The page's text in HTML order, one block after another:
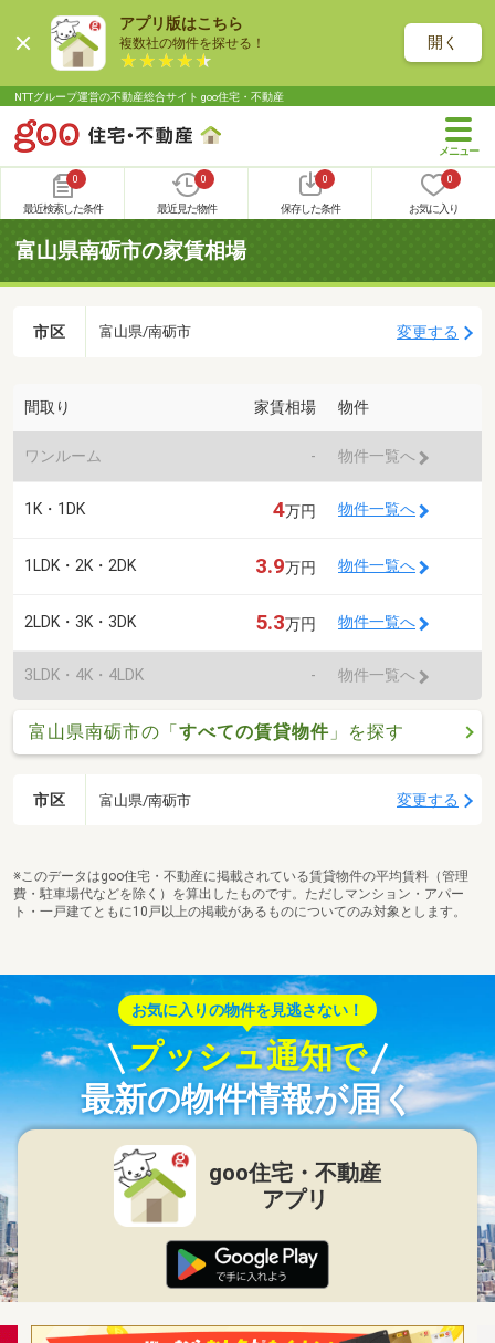
アプリ版はこちら
複数社の物件を探せる！ 開く
NTTグループ運営の不動産総合サイト goo住宅・不動産
0
最近検索した条件
0
最近見た物件
0
保存した条件
0
お気に入り
富山県南砺市の家賃相場
市区 富山県/南砺市 変更する
間取り 家賃相場 物件
ワンルーム - 物件一覧へ
1K・1DK 4万円 物件一覧へ
1LDK・2K・2DK 3.9万円 物件一覧へ
2LDK・3K・3DK 5.3万円 物件一覧へ
3LDK・4K・4LDK - 物件一覧へ
富山県南砺市の「すべての賃貸物件 」を探す
市区 富山県/南砺市 変更する
※このデータはgoo住宅・不動産に掲載されている賃貸物件の平均賃料（管理
費・駐車場代などを除く）を算出したものです。ただしマンション・アパー
ト・一戸建てともに10戸以上の掲載があるものについてのみ対象とします。
お気に入りの物件を見逃さない！
プッシュ通知で
最新の物件情報が届く
goo住宅・不動産
アプリ